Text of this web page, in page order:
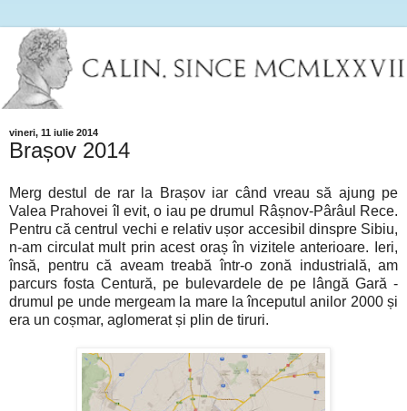
vineri, 11 iulie 2014
Brașov 2014
Merg destul de rar la Brașov iar când vreau să ajung pe
Valea Prahovei îl evit, o iau pe drumul Râșnov-Pârâul Rece.
Pentru că centrul vechi e relativ ușor accesibil dinspre Sibiu,
n-am circulat mult prin acest oraș în vizitele anterioare. Ieri,
însă, pentru că aveam treabă într-o zonă industrială, am
parcurs fosta Centură, pe bulevardele de pe lângă Gară -
drumul pe unde mergeam la mare la începutul anilor 2000 și
era un coșmar, aglomerat și plin de tiruri.